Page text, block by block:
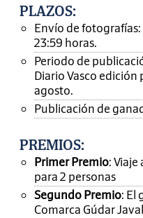
PLAZOS:
Envío de fotografías:
23:59 horas.
Periodo de
Diario Vasco edición
agosto.
Publicación de
PREMIOS:
Primer Premio: Viaje
para 2 personas
Segundo Premio: El
Comarca Gúdar